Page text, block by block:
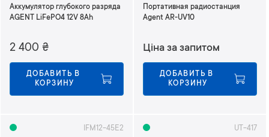
Аккумулятор глубокого разряда
AGENT LiFePO4 12V 8Ah
2 400 ₴
ДОБАВИТЬ В
КОРЗИНУ
Портативная радиостанция
Agent AR-UV10
Ціна за запитом
ДОБАВИТЬ В
КОРЗИНУ
IFM12-45E2 UT-417